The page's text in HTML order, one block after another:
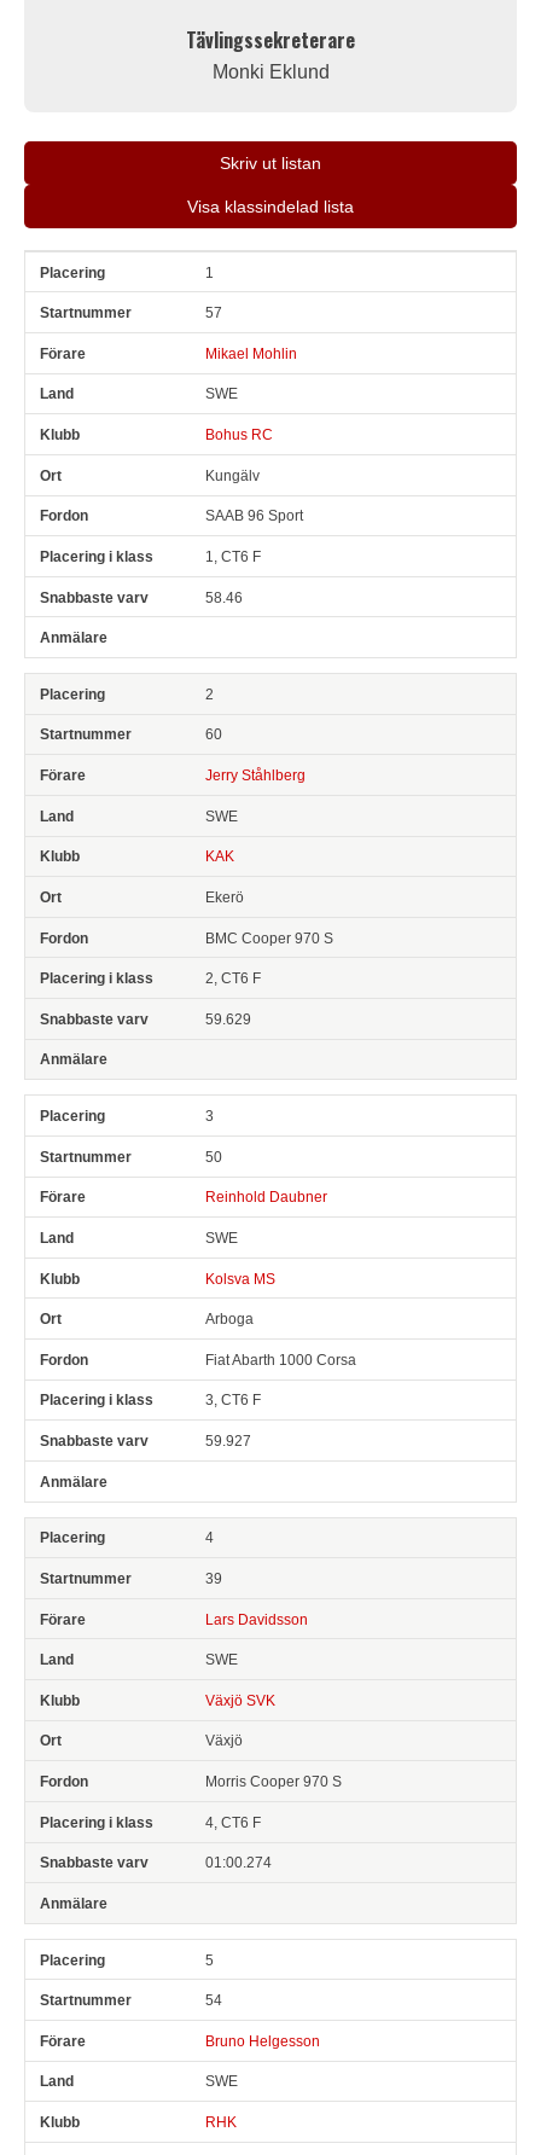
Tävlingssekreterare
Monki Eklund
Skriv ut listan
Visa klassindelad lista
Pl Snr 1
57
Mikael Mohlin
SWE
Bohus RC
Kungälv
SAAB 96 Sport
1, CT6 F
58.46
2
60
Jerry Ståhlberg
SWE
KAK
Ekerö
BMC Cooper 970 S
2, CT6 F
59.629
3
50
Reinhold Daubner
SWE
Kolsva MS
Arboga
Fiat Abarth 1000 Corsa
3, CT6 F
59.927
4
39
Lars Davidsson
SWE
Växjö SVK
Växjö
Morris Cooper 970 S
4, CT6 F
01:00.274
5
54
Bruno Helgesson
SWE
RHK